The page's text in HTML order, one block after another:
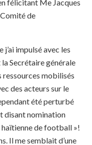
félicitant Me Jacques
de
impulsé avec les
Secrétaire générale
ressources mobilisés
des acteurs sur le
été perturbé
disant nomination
de football »!
Il me semblait d’une